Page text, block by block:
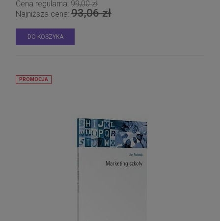
Cena regularna: 99,00 zł
Najniższa cena: 93,06 zł
DO KOSZYKA
PROMOCJA